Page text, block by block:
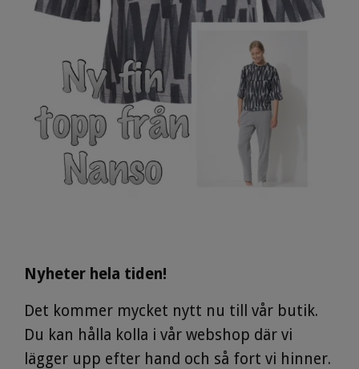
Nyheter hela tiden!
Det kommer mycket nytt nu till vår butik.
Du kan hålla kolla i vår webshop där vi
lägger upp efter hand och så fort vi hinner.